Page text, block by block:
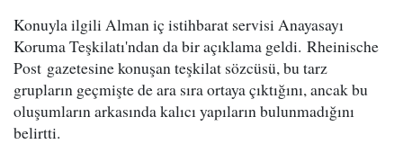
Konuyla ilgili Alman iç istihbarat servisi Anayasayı
Koruma Teşkilatı'ndan da bir açıklama geldi. Rheinische
Post gazetesine konuşan teşkilat sözcüsü, bu tarz
grupların geçmişte de ara sıra ortaya çıktığını, ancak bu
oluşumların arkasında kalıcı yapıların bulunmadığını
belirtti.